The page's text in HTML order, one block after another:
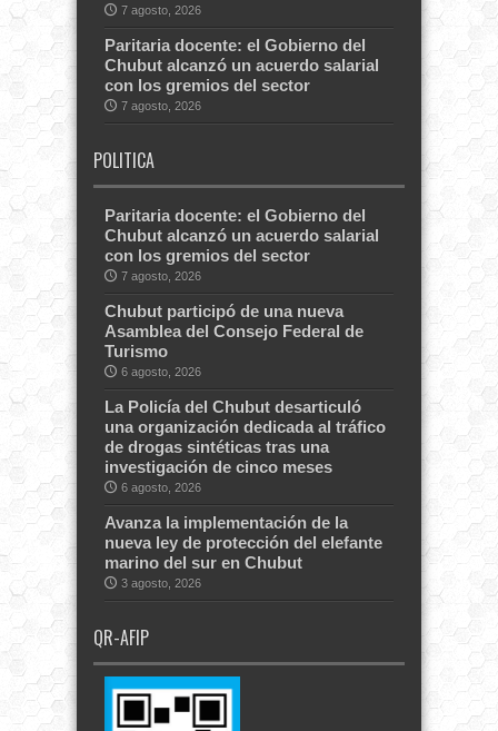
7 agosto, 2026
Paritaria docente: el Gobierno del
Chubut alcanzó un acuerdo salarial
con los gremios del sector
7 agosto, 2026
POLITICA
Paritaria docente: el Gobierno del
Chubut alcanzó un acuerdo salarial
con los gremios del sector
7 agosto, 2026
Chubut participó de una nueva
Asamblea del Consejo Federal de
Turismo
6 agosto, 2026
La Policía del Chubut desarticuló
una organización dedicada al tráfico
de drogas sintéticas tras una
investigación de cinco meses
6 agosto, 2026
Avanza la implementación de la
nueva ley de protección del elefante
marino del sur en Chubut
3 agosto, 2026
QR-AFIP